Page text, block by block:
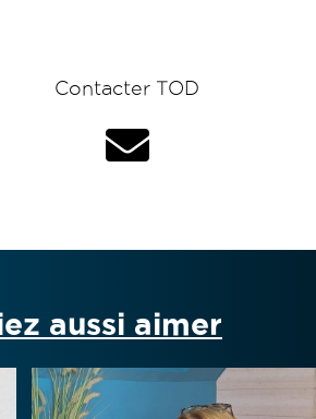
Contacter TOD
aussi aimer